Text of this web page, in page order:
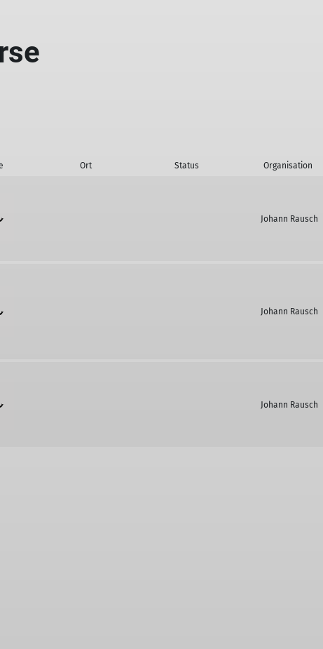
Ort Status Organisation
Johann Rausch
Johann Rausch
Johann Rausch